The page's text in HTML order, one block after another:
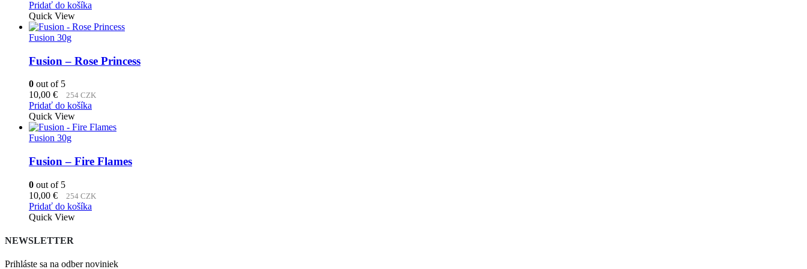
cena
bola:
11,49 €.
cena
11,00 €.
Pridať do košíka
Quick View
Fusion 30g
Fusion – Rose Princess
0 out of 5
10,00 € 254 CZK
Pridať do košíka
Quick View
Fusion 30g
Fusion – Fire Flames
0 out of 5
10,00 € 254 CZK
Pridať do košíka
Quick View
NEWSLETTER
Prihláste sa na odber noviniek